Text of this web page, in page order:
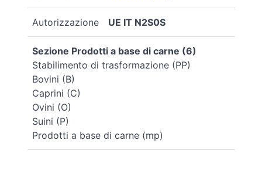
Autorizzazione UE IT N2S0S
Sezione Prodotti a base di carne (6)
Stabilimento di trasformazione (PP)
Bovini (B)
Caprini (C)
Ovini (O)
Suini (P)
Prodotti a base di carne (mp)